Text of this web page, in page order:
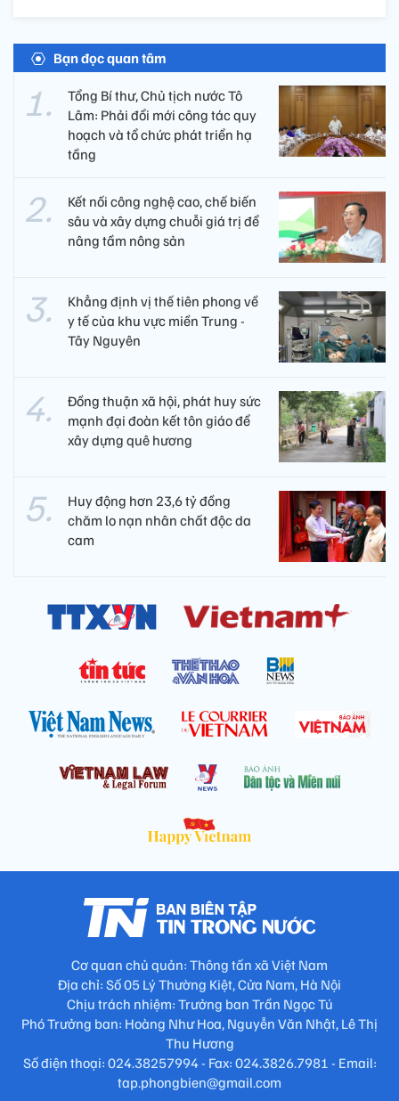
Bạn đọc quan tâm
Tổng Bí thư, Chủ tịch nước Tô
Lâm: Phải đổi mới công tác quy
hoạch và tổ chức phát triển hạ
tầng
Kết nối công nghệ cao, chế biến
sâu và xây dựng chuỗi giá trị để
nâng tầm nông sản
Khẳng định vị thế tiên phong về
y tế của khu vực miền Trung -
Tây Nguyên ​
Đồng thuận xã hội, phát huy sức
mạnh đại đoàn kết tôn giáo để
xây dựng quê hương
Huy động hơn 23,6 tỷ đồng
chăm lo nạn nhân chất độc da
cam
Cơ quan chủ quản: Thông tấn xã Việt Nam
Địa chỉ: Số 05 Lý Thường Kiệt, Cửa Nam, Hà Nội
Chịu trách nhiệm: Trưởng ban Trần Ngọc Tú
Phó Trưởng ban: Hoàng Như Hoa, Nguyễn Văn Nhật, Lê Thị
Thu Hương
Số điện thoại: 024.38257994 - Fax: 024.3826.7981 - Email:
tap.phongbien@gmail.com